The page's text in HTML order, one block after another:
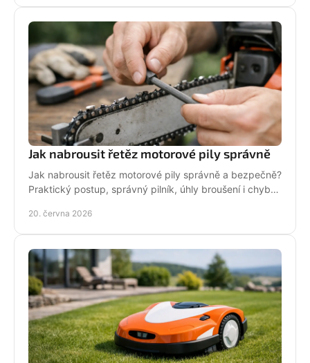
Jak nabrousit řetěz motorové pily správně
Jak nabrousit řetěz motorové pily správně a bezpečně?
Praktický postup, správný pilník, úhly broušení i chyby,
20. června 2026